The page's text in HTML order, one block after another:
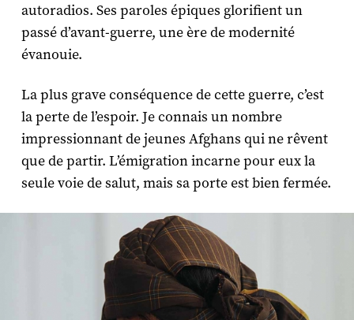
autoradios. Ses paroles épiques glorifient un
passé d’avant-guerre, une ère de modernité
évanouie.
La plus grave conséquence de cette guerre, c’est
la perte de l’espoir. Je connais un nombre
impressionnant de jeunes Afghans qui ne rêvent
que de partir. L’émigration incarne pour eux la
seule voie de salut, mais sa porte est bien fermée.